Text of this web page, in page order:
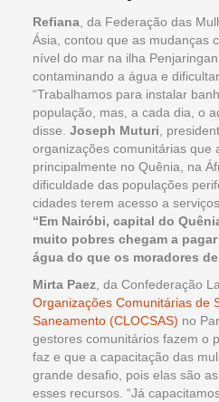
Refiana , da Federação das
Ásia, contou que as mudanças
nível do mar na ilha
contaminando a água e
“Trabalhamos para instalar
população, mas, a cada dia, o
disse. Joseph Muturi ,
organizações comunitárias que
principalmente no Quênia, na
dificuldade das populações
cidades terem acesso a
“Em Nairóbi, capital do
muito pobres chegam a
água do que os moradores
Mirta Paez , da Confederação
Organizações Comunitárias de
Saneamento (CLOCSAS) no
gestores comunitários fazem o
faz e que a capacitação das
grande desafio, pois elas são
esses recursos. “Já